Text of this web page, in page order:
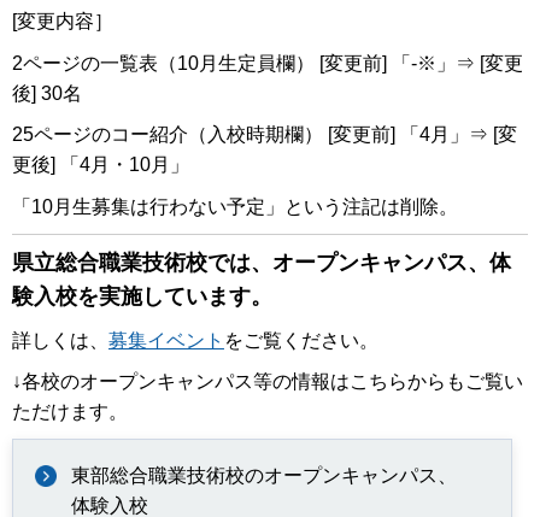
[変更内容］
2ページの一覧表（10月生定員欄） [変更前] 「-※」⇒ [変更
後] 30名
25ページのコー紹介（入校時期欄） [変更前] 「4月」⇒ [変
更後] 「4月・10月」
「10月生募集は行わない予定」という注記は削除。
県立総合職業技術校では、オープンキャンパス、体
験入校を実施しています。
詳しくは、 募集イベント をご覧ください。
↓各校のオープンキャンパス等の情報はこちらからもご覧い
ただけます。
東部総合職業技術校のオープンキャンパス、
体験入校